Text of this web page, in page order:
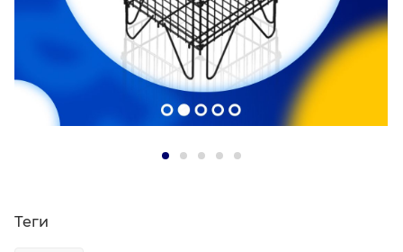
Теги